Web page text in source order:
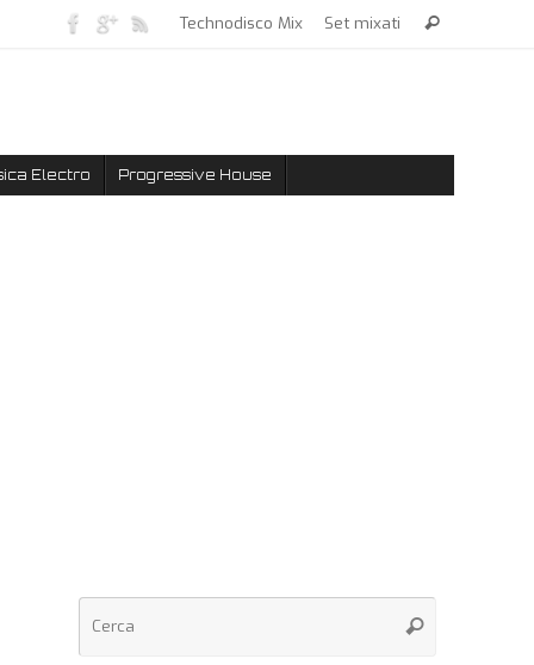
Technodisco Mix Set mixati
Electro Progressive House